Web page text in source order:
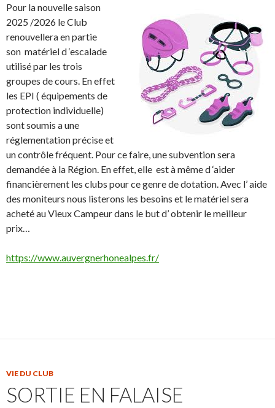
Pour la nouvelle saison
2025 /2026 le Club
renouvellera en partie
son matériel d ‘escalade
utilisé par les trois
groupes de cours. En effet
les EPI ( équipements de
protection individuelle)
sont soumis a une
réglementation précise et
un contrôle fréquent. Pour ce faire, une subvention sera
demandée à la Région. En effet, elle est à même d ‘aider
financièrement les clubs pour ce genre de dotation. Avec l’ aide
des moniteurs nous listerons les besoins et le matériel sera
acheté au Vieux Campeur dans le but d’ obtenir le meilleur
prix…
https://www.auvergnerhonealpes.fr/
VIE DU CLUB
SORTIE EN FALAISE